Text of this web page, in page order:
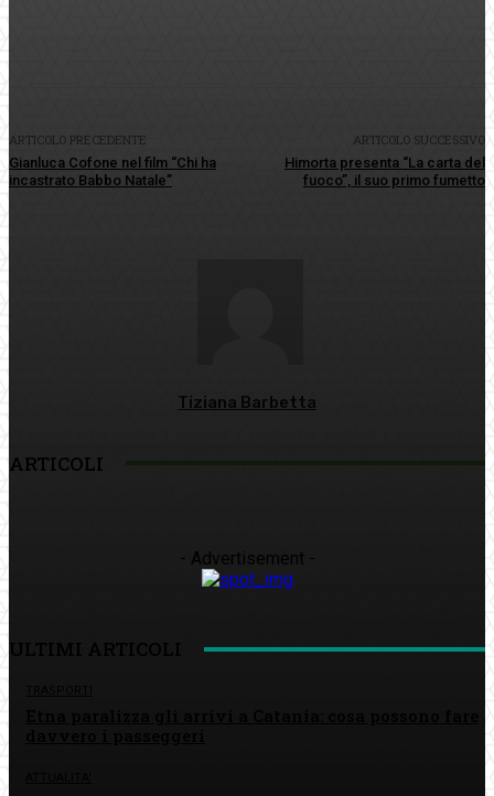
ARTICOLO PRECEDENTE
Gianluca Cofone nel film “Chi ha
incastrato Babbo Natale”
ARTICOLO SUCCESSIVO
Himorta presenta “La carta del
fuoco”, il suo primo fumetto
Tiziana Barbetta
ARTICOLI
- Advertisement -